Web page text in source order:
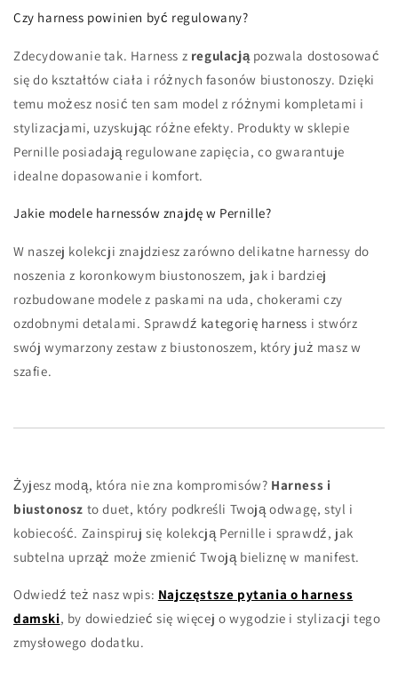
Czy harness powinien być regulowany?
Zdecydowanie tak. Harness z regulacjąpozwala dostosować
się do kształtów ciała i różnych fasonów biustonoszy. Dzięki
temu możesz nosić ten sam model z różnymi kompletami i
stylizacjami, uzyskując różne efekty. Produkty w sklepie
Pernille posiadają regulowane zapięcia, co gwarantuje
idealne dopasowanie i komfort.
Jakie modele harnessów znajdę w Pernille?
W naszej kolekcji znajdziesz zarówno delikatne harnessy do
noszenia z koronkowym biustonoszem, jak i bardziej
rozbudowane modele z paskami na uda, chokerami czy
ozdobnymi detalami. Sprawdź kategorię harness i stwórz
swój wymarzony zestaw z biustonoszem, który już masz w
szafie.
Żyjesz modą, która nie zna kompromisów? Harness i
biustonosz to duet, który podkreśli Twoją odwagę, styl i
kobiecość. Zainspiruj się kolekcją Pernille i sprawdź, jak
subtelna uprząż może zmienić Twoją bieliznę w manifest.
Odwiedź też nasz wpis: Najczęstsze pytania o harness
damski, by dowiedzieć się więcej o wygodzie i stylizacji tego
zmysłowego dodatku.